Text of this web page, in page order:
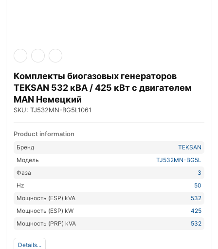
Комплекты биогазовых генераторов
TEKSAN 532 кВА / 425 кВт с двигателем
MAN Немецкий
SKU: TJ532MN-BG5L1061
Product information
Бренд
TEKSAN
Модель
TJ532MN-BG5L
Фаза
3
Hz
50
Мощность (ESP) kVA
532
Мощность (ESP) kW
425
Мощность (PRP) kVA
532
Details...